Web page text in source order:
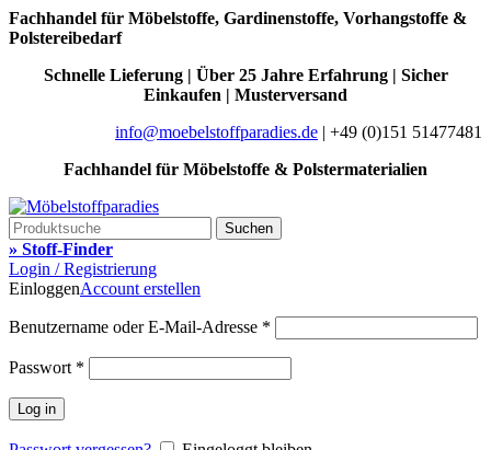
Fachhandel für Möbelstoffe, Gardinenstoffe, Vorhangstoffe &
Polstereibedarf
Schnelle Lieferung | Über 25 Jahre Erfahrung | Sicher
Einkaufen | Musterversand
info@moebelstoffparadies.de | +49 (0)151 51477481
Fachhandel für Möbelstoffe & Polstermaterialien
Suchen
» Stoff-Finder
Login / Registrierung
EinloggenAccount erstellen
Benutzername oder E-Mail-Adresse *
Passwort *
Log in